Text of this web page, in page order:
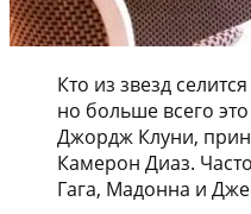
Кто из звезд
но больше всего
Джордж Клуни,
Камерон Диаз.
Гага, Мадонна и